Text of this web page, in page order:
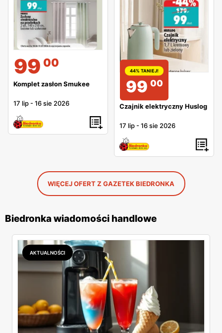
99 00
Komplet zasłon Smukee
17 lip -16 sie 2026
44% TANIEJ!
99 00
Czajnik elektryczny Huslog
17 lip -16 sie 2026
WIĘCEJ OFERT Z GAZETEK BIEDRONKA
Biedronka wiadomości handlowe
AKTUALNOŚCI